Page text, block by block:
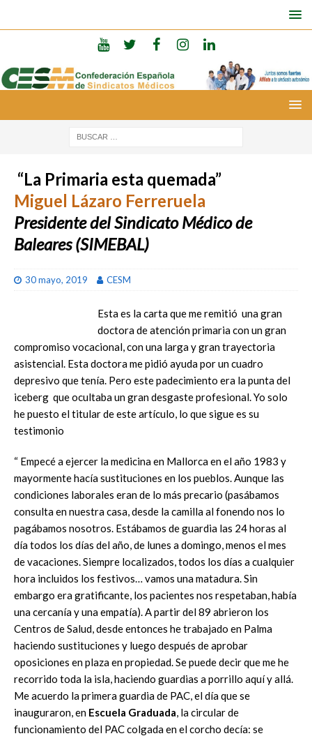
“La Primaria esta quemada”
Miguel Lázaro Ferreruela
Presidente del Sindicato Médico de
Baleares (SIMEBAL)
30 mayo, 2019 CESM
Esta es la carta que me remitió una gran
doctora de atención primaria con un gran
compromiso vocacional, con una larga y gran trayectoria
asistencial. Esta doctora me pidió ayuda por un cuadro
depresivo que tenía. Pero este padecimiento era la punta del
iceberg que ocultaba un gran desgaste profesional. Yo solo
he puesto el titular de este artículo, lo que sigue es su
testimonio
“ Empecé a ejercer la medicina en Mallorca en el año 1983 y
mayormente hacía sustituciones en los pueblos. Aunque las
condiciones laborales eran de lo más precario (pasábamos
consulta en nuestra casa, desde la camilla al fonendo nos lo
pagábamos nosotros. Estábamos de guardia las 24 horas al
día todos los días del año, de lunes a domingo, menos el mes
de vacaciones. Siempre localizados, todos los días a cualquier
hora incluidos los festivos… vamos una matadura. Sin
embargo era gratificante, los pacientes nos respetaban, había
una cercanía y una empatía). A partir del 89 abrieron los
Centros de Salud, desde entonces he trabajado en Palma
haciendo sustituciones y luego después de aprobar
oposiciones en plaza en propiedad. Se puede decir que me he
recorrido toda la isla, haciendo guardias a porrillo aquí y allá.
Me acuerdo la primera guardia de PAC, el día que se
inauguraron, en Escuela Graduada, la circular de
funcionamiento del PAC colgada en el corcho decía: se